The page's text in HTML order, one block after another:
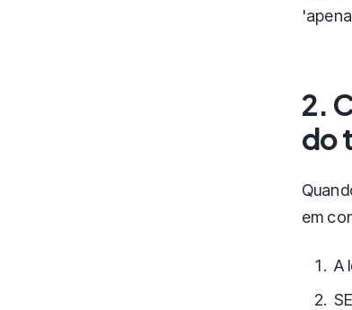
2.
do
em
A